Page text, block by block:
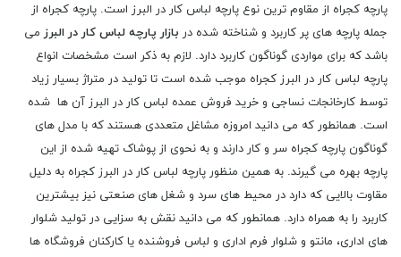
پارچه کجراه از مقاوم ترین نوع پارچه لباس کار در البرز است. پارچه کجراه از
جمله پارچه های پر کاربرد و شناخته شده در بازار پارچه لباس کار در البرز می
باشد که برای مواردی گوناگون کاربرد دارد. لازم به ذکر است مشخصات انواع
پارچه لباس کار در البرز کجراه موجب شده است تا تولید در متراژ بسیار زیاد
توسط کارخانجات نساجی و خرید فروش عمده لباس کار در البرز آن ها شده
است. همانطور که می دانید امروزه مشاغل متعددی هستند که با مدل های
گوناگون پارچه کجراه سر و کار دارند و به نحوی از پوشاک تهیه شده از این
پارچه بهره می گیرند. به همین منظور پارچه لباس کار در البرز کجراه به دلیل
مقاوت بالایی که دارد در محیط های سرد و شغل های صنعتی نیز بیشترین
کاربرد را به همراه دارد. همانطور که می دانید نقش به سزایی در تولید شلوار
های اداری، مانتو و شلوار فرم اداری و لباس فروشنده یا کارکنان فروشگاه ها